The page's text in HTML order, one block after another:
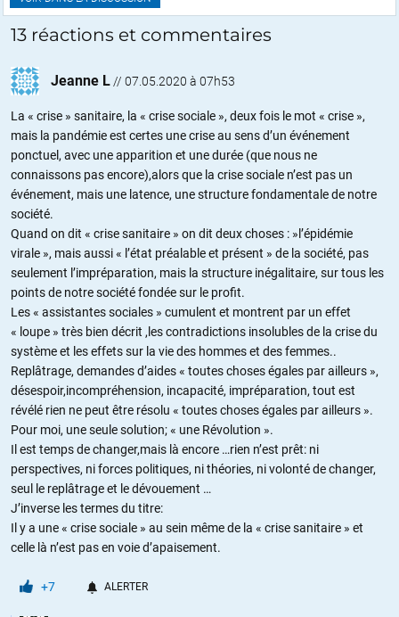
13 réactions et commentaires
Jeanne L // 07.05.2020 à 07h53
La « crise » sanitaire, la « crise sociale », deux fois le mot « crise »,
mais la pandémie est certes une crise au sens d’un événement
ponctuel, avec une apparition et une durée (que nous ne
connaissons pas encore),alors que la crise sociale n’est pas un
événement, mais une latence, une structure fondamentale de notre
société.
Quand on dit « crise sanitaire » on dit deux choses : »l’épidémie
virale », mais aussi « l’état préalable et présent » de la société, pas
seulement l’impréparation, mais la structure inégalitaire, sur tous les
points de notre société fondée sur le profit.
Les « assistantes sociales » cumulent et montrent par un effet
« loupe » très bien décrit ,les contradictions insolubles de la crise du
système et les effets sur la vie des hommes et des femmes..
Replâtrage, demandes d’aides « toutes choses égales par ailleurs »,
désespoir,incompréhension, incapacité, impréparation, tout est
révélé rien ne peut être résolu « toutes choses égales par ailleurs ».
Pour moi, une seule solution; « une Révolution ».
Il est temps de changer,mais là encore …rien n’est prêt: ni
perspectives, ni forces politiques, ni théories, ni volonté de changer,
seul le replâtrage et le dévouement …
J’inverse les termes du titre:
Il y a une « crise sociale » au sein même de la « crise sanitaire » et
celle là n’est pas en voie d’apaisement.
+7 ALERTER